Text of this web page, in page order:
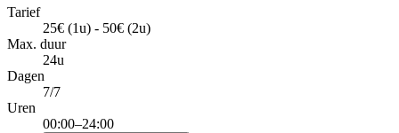
Tarief
25€ (1u) - 50€ (2u)
Max. duur
24u
Dagen
7/7
Uren
00:00–24:00